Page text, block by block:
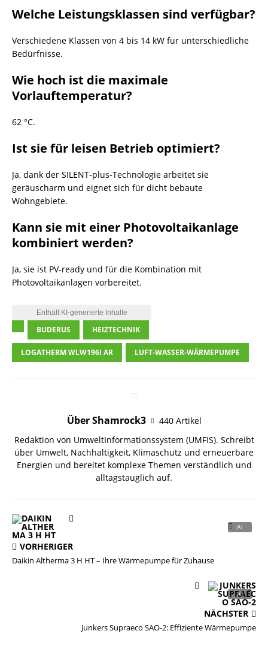
Welche Leistungsklassen sind verfügbar?
Verschiedene Klassen von 4 bis 14 kW für unterschiedliche
Bedürfnisse.
Wie hoch ist die maximale
Vorlauftemperatur?
62 °C.
Ist sie für leisen Betrieb optimiert?
Ja, dank der SILENT-plus-Technologie arbeitet sie
geräuscharm und eignet sich für dicht bebaute
Wohngebiete.
Kann sie mit einer Photovoltaikanlage
kombiniert werden?
Ja, sie ist PV-ready und für die Kombination mit
Photovoltaikanlagen vorbereitet.
BUDERUS HEIZTECHNIK
LOGATHERM WLW196I AR LUFT-WASSER-WÄRMEPUMPE
Über Shamrock3
440 Artikel
Redaktion von UmweltInformationssystem (UMFIS). Schreibt
über Umwelt, Nachhaltigkeit, Klimaschutz und erneuerbare
Energien und bereitet komplexe Themen verständlich und
alltagstauglich auf.
VORHERIGER
Daikin Altherma 3 H HT – Ihre Wärmepumpe für Zuhause
NÄCHSTER
Junkers Supraeco SAO-2: Effiziente Wärmepumpe